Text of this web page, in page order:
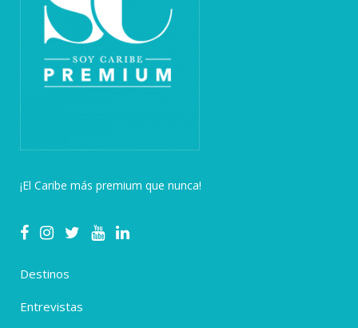
¡El Caribe más premium que nunca!
Destinos
Entrevistas